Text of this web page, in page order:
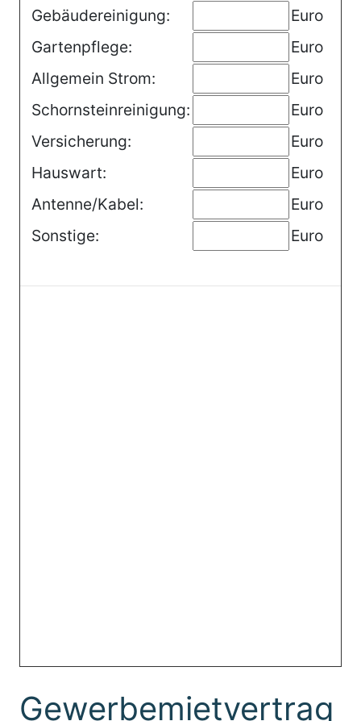
Gebäudereinigung:
Euro
Gartenpflege:
Euro
Allgemein Strom:
Euro
Schornsteinreinigung:
Euro
Versicherung:
Euro
Hauswart:
Euro
Antenne/Kabel:
Euro
Sonstige:
Euro
Gewerbemietvertrag